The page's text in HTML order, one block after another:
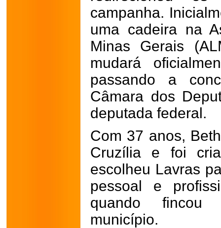
campanha.
uma cadeira na
Minas Gerais
mudará
passando a
Câmara dos
deputada federal.
Com 37 anos,
Cruzília e foi
escolheu Lavras
pessoal e
quando fincou
município.